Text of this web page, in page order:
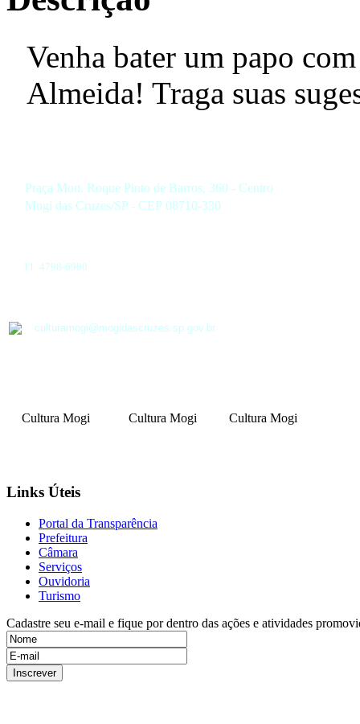
Venha bater um papo
Almeida! Traga suas
Praça Mon. Roque Pinto de Barros, 360 - Centro
Mogi das Cruzes/SP - CEP 08710-330
11 4798-6900
culturamogi@mogidascruzes.sp.gov.br
Cultura Mogi Cultura Mogi Cultura Mogi
Links Úteis
Portal da Transparência
Prefeitura
Câmara
Serviços
Ouvidoria
Turismo
Cadastre seu e-mail e fique por dentro das ações e atividades